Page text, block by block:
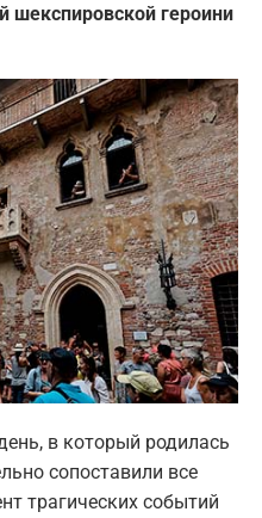
шекспировской героини
в который родилась
сопоставили все
трагических событий